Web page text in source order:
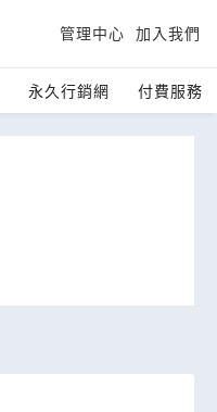
管理中心 加入我們
永久行銷網 付費服務